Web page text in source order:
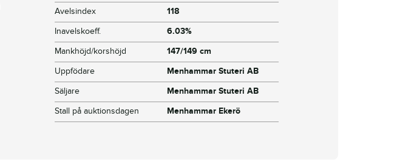
Avelsindex
118
Inavelskoeff.
6.03%
Mankhöjd/korshöjd
147/149 cm
Uppfödare
Menhammar Stuteri AB
Säljare
Menhammar Stuteri AB
Stall på auktionsdagen
Menhammar Ekerö